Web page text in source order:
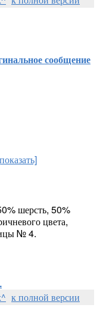
сообщение
шерсть, 50%
цвета,
№ 4.
к полной версии